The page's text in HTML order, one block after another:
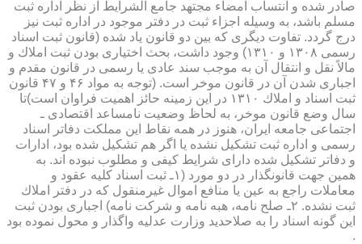
صادر شده و انتساب امضاء مجتهد جامع الشرایط از نظر اداره ثبت
مسلم باشد، به وسیله اجزاء ثبت در دفتر موجود در اداره ثبت نیز
درج گردد. تفاوت دیگری كه بین دو قانون یاد شده (قانون ثبت اسناد
رسمی ۱۳۰۸ و ۱۳۱۰) وجود داشت، بحث اختیاری بودن ثبت املاك و
مالاً نقل و انتقال آن به موجب سند عادی یا رسمی در قانون مقدم و
اجباری شدن آن در قانون موخر است. (توجه به مواد ۴۶ و ۴۷ قانون
ثبت اسناد و املاك ۱۳۱۰ در این زمینه حائز اهمیت فراوان است)تا
سال وضع قانون موخر، به لحاظ وضعیت نامساعد اقتصادی ـ
اجتماعی جامعه ایران، هنوز در همه نقاط این مملكت دفاتر اسناد
رسمی و اداره ثبت تشكیل نشده یا اگر هم تشكیل شده بود، ادارات
و دفاتر تشكیل شده دارای شرایط كیفی و مطلوب نبوده اند. به
همین جهت قانونگذار در دو مورد (۱ـ ثبت اسناد كلیه عقود و
معاملات راجع به عین یا منافع اموال غیرمنقول كه در دفتر املاك
ثبت نشده. ۲ـ صلح نامه، هبه نامه و شركت نامه) اجباری بودن ثبت
این گونه اسناد را به صلاحدید وزارت عدلیه واگذار و محول نموده بود
.